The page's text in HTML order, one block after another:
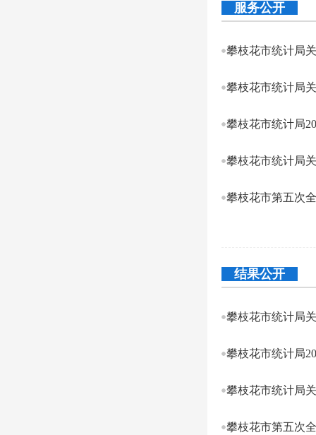
服务公开
攀枝花市统计局
攀枝花市统计局
攀枝花市统计局
攀枝花市第五次
结果公开
攀枝花市统计局
攀枝花市统计局
攀枝花市统计局
攀枝花市第五次